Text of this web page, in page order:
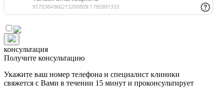
консультация
Получите консультацию
Укажите ваш номер телефона и специалист клиники
свяжется с Вами в течении 15 минут и проконсультирует